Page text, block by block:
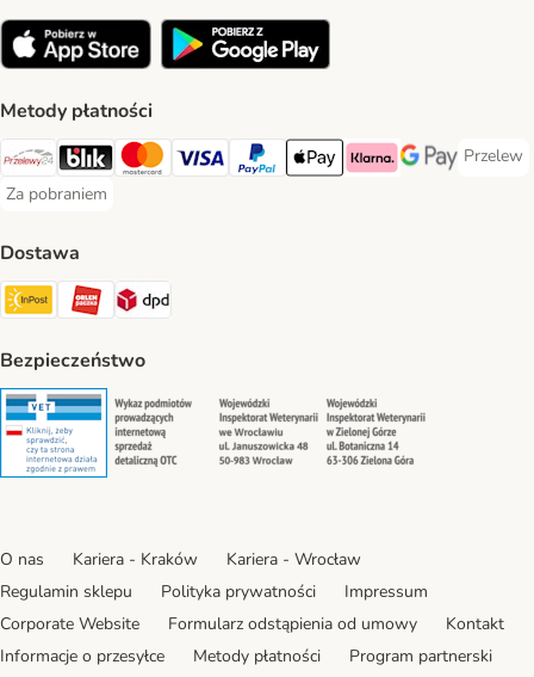
Metody płatności
Przelewy24 Payment Method
Blik Payment Method
MasterCard Payment Method
Visa Payment Method
PayPal Payment Method
Apple Pay Payment Method
Klarna Payment Method
Google Pay
Przelew
Przelew
Za pobraniem
Za pobraniem Payment Method
Dostawa
Paczkomat® Shipping Method
ORLEN Paczka Shipping Method
DPD Shipping Method
Bezpieczeństwo
Security Security Security
O nas Kariera - Kraków
Kariera - Wrocław
Regulamin sklepu
Polityka prywatności
Impressum
Corporate Website
Formularz odstąpienia od umowy
Kontakt
Informacje o przesyłce
Metody płatności
Program partnerski